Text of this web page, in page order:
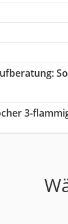
:
3-